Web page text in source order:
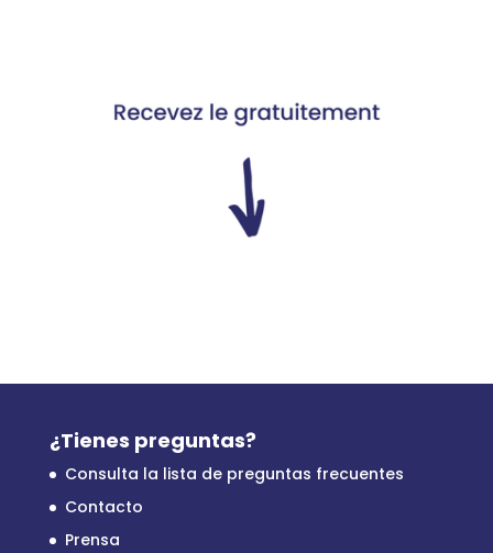
¿Tienes preguntas?
Consulta la lista de preguntas frecuentes
Contacto
Prensa